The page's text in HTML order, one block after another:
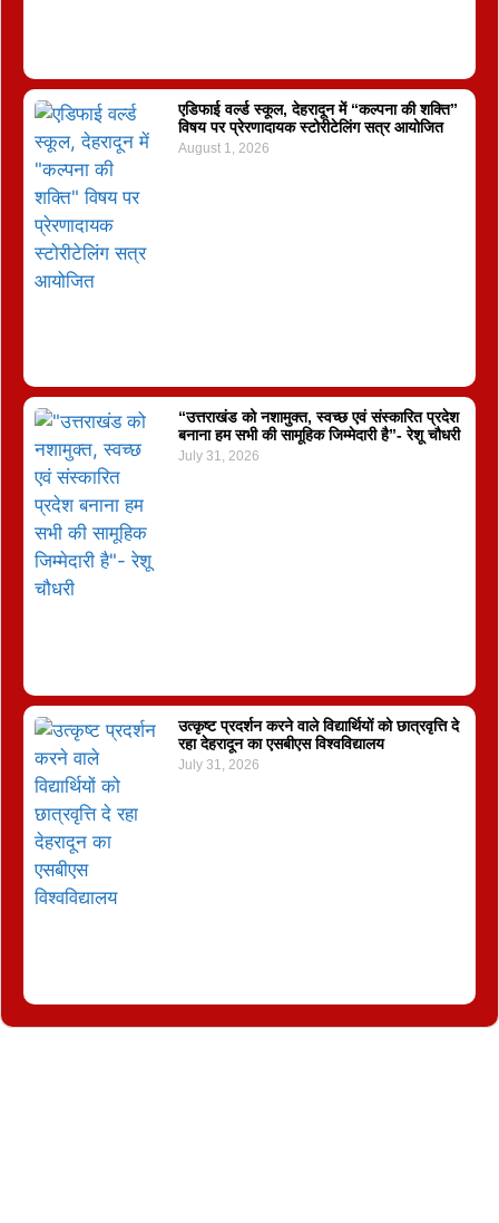
एडिफाई वर्ल्ड स्कूल, देहरादून में “कल्पना की शक्ति”
विषय पर प्रेरणादायक स्टोरीटेलिंग सत्र आयोजित
August 1, 2026
“उत्तराखंड को नशामुक्त, स्वच्छ एवं संस्कारित प्रदेश
बनाना हम सभी की सामूहिक जिम्मेदारी है”- रेशू चौधरी
July 31, 2026
उत्कृष्ट प्रदर्शन करने वाले विद्यार्थियों को छात्रवृत्ति दे
रहा देहरादून का एसबीएस विश्वविद्यालय
July 31, 2026